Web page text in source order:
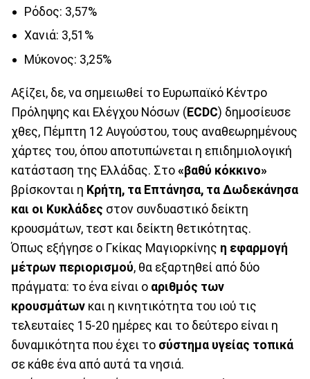
Ρόδος: 3,57%
Χανιά: 3,51%
Μύκονος: 3,25%
Αξίζει, δε, να σημειωθεί το Ευρωπαϊκό Κέντρο
Πρόληψης και Ελέγχου Νόσων (ECDC) δημοσίευσε
χθες, Πέμπτη 12 Αυγούστου, τους αναθεωρημένους
χάρτες του, όπου αποτυπώνεται η επιδημιολογική
κατάσταση της Ελλάδας. Στο «βαθύ κόκκινο»
βρίσκονται η Κρήτη, τα Επτάνησα, τα Δωδεκάνησα
και οι Κυκλάδες στον συνδυαστικό δείκτη
κρουσμάτων, τεστ και δείκτη θετικότητας.
Όπως εξήγησε ο Γκίκας Μαγιορκίνης η εφαρμογή
μέτρων περιορισμού, θα εξαρτηθεί από δύο
πράγματα: το ένα είναι ο αριθμός των
κρουσμάτων και η κινητικότητα του ιού τις
τελευταίες 15-20 ημέρες και το δεύτερο είναι η
δυναμικότητα που έχει το σύστημα υγείας τοπικά
σε κάθε ένα από αυτά τα νησιά.